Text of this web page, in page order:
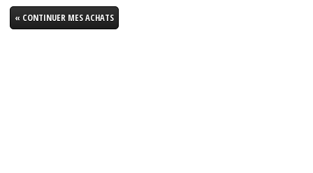
« CONTINUER MES ACHATS